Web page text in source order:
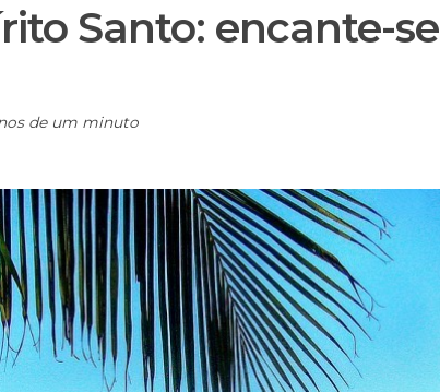
Santo: encante-se
de um minuto